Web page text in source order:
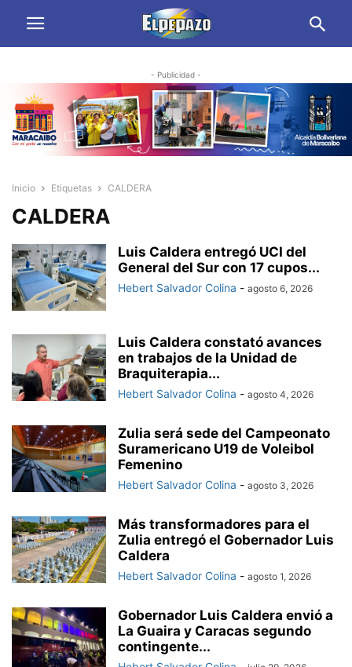
- Publicidad -
Inicio Etiquetas CALDERA
CALDERA
Luis Caldera entregó UCI del
General del Sur con 17 cupos...
Hebert Salvador Colina - agosto 6, 2026
Luis Caldera constató avances
en trabajos de la Unidad de
Braquiterapia...
Hebert Salvador Colina - agosto 4, 2026
Zulia será sede del Campeonato
Suramericano U19 de Voleibol
Femenino
Hebert Salvador Colina - agosto 3, 2026
Más transformadores para el
Zulia entregó el Gobernador Luis
Caldera
Hebert Salvador Colina - agosto 1, 2026
Gobernador Luis Caldera envió a
La Guaira y Caracas segundo
contingente...